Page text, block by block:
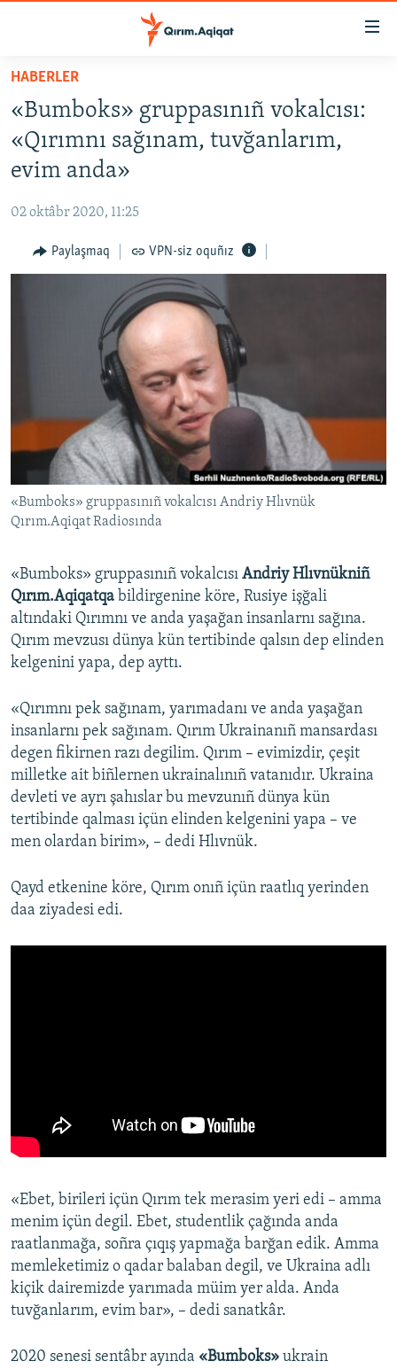
Esas
qaytmaq
Baş
navigatsiyağa
qaytmaq
Qıdıruvğa
HABERLER
İQTİSADİYAT
MEDENİYET
İNSAN AQLARI
Русский
Українською
QOŞULIÑIZ!
RFE/RS bütün saytları
HABERLER
«Bumboks» gruppasınıñ vokalcısı:
«Qırımnı sağınam, tuvğanlarım,
evim anda»
02 oktâbr 2020, 11:25
Paylaşmaq VPN-siz oquñız
«Bumboks» gruppasınıñ vokalcısı Andriy Hlıvnük
Qırım.Aqiqat Radiosında
«Bumboks» gruppasınıñ vokalcısı Andriy Hlıvnükniñ
Qırım.Aqiqatqa bildirgenine köre, Rusiye işğali
altındaki Qırımnı ve anda yaşağan insanlarnı sağına.
Qırım mevzusı dünya kün tertibinde qalsın dep elinden
kelgenini yapa, dep ayttı.
«Qırımnı pek sağınam, yarımadanı ve anda yaşağan
insanlarnı pek sağınam. Qırım Ukrainanıñ mansardası
degen fikirnen razı degilim. Qırım – evimizdir, çeşit
milletke ait biñlernen ukrainalınıñ vatanıdır. Ukraina
devleti ve ayrı şahıslar bu mevzunıñ dünya kün
tertibinde qalması içün elinden kelgenini yapa – ve
men olardan birim», – dedi Hlıvnük.
Qayd etkenine köre, Qırım onıñ içün raatlıq yerinden
daa ziyadesi edi.
«Ebet, birileri içün Qırım tek merasim yeri edi – amma
menim içün degil. Ebet, studentlik çağında anda
raatlanmağa, soñra çıqış yapmağa barğan edik. Amma
memleketimiz o qadar balaban degil, ve Ukraina adlı
kiçik dairemizde yarımada müim yer alda. Anda
tuvğanlarım, evim bar», – dedi sanatkâr.
2020 senesi sentâbr ayında «Bumboks» ukrain